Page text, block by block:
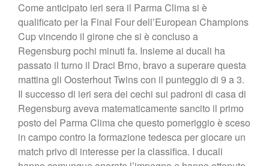
Come anticipato ieri sera il Parma Clima si è
qualificato per la Final Four dell’European Champions
Cup vincendo il girone che si è concluso a
Regensburg pochi minuti fa. Insieme ai ducali ha
passato il turno il Draci Brno, bravo a superare questa
mattina gli Oosterhout Twins con il punteggio di 9 a 3.
Il successo di ieri sera dei cechi sui padroni di casa di
Regensburg aveva matematicamente sancito il primo
posto del Parma Clima che questo pomeriggio è sceso
in campo contro la formazione tedesca per giocare un
match privo di interesse per la classifica. I ducali